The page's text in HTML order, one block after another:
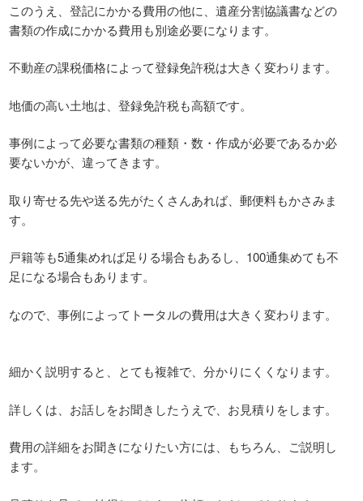
このうえ、登記にかかる費用の他に、遺産分割協議書などの
書類の作成にかかる費用も別途必要になります。
不動産の課税価格によって登録免許税は大きく変わります。
地価の高い土地は、登録免許税も高額です。
事例によって必要な書類の種類・数・作成が必要であるか必
要ないかが、違ってきます。
取り寄せる先や送る先がたくさんあれば、郵便料もかさみま
す。
戸籍等も5通集めれば足りる場合もあるし、100通集めても不
足になる場合もあります。
なので、事例によってトータルの費用は大きく変わります。
細かく説明すると、とても複雑で、分かりにくくなります。
詳しくは、お話しをお聞きしたうえで、お見積りをします。
費用の詳細をお聞きになりたい方には、もちろん、ご説明し
ます。